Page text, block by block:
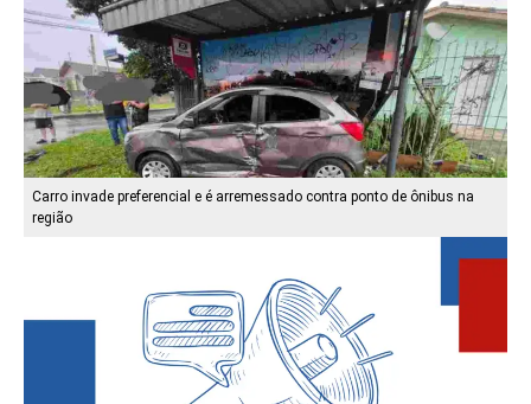
Carro invade preferencial e é arremessado contra ponto de ônibus na
região